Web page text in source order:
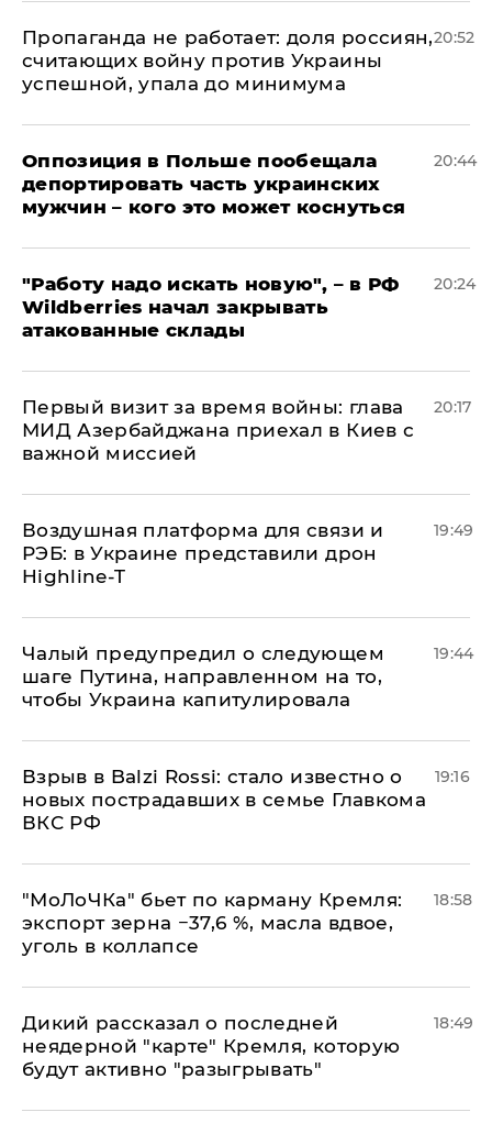
​Пропаганда не работает: доля россиян,
считающих войну против Украины
успешной, упала до минимума
20:52
Оппозиция в Польше пообещала
депортировать часть украинских
мужчин – кого это может коснуться
20:44
"Работу надо искать новую", – в РФ
Wildberries начал закрывать
атакованные склады
20:24
Первый визит за время войны: глава
МИД Азербайджана приехал в Киев с
важной миссией
20:17
Воздушная платформа для связи и
РЭБ: в Украине представили дрон
Highline-T
19:49
Чалый предупредил о следующем
шаге Путина, направленном на то,
чтобы Украина капитулировала
19:44
Взрыв в Balzi Rossi: стало известно о
новых пострадавших в семье Главкома
ВКС РФ
19:16
​"МоЛоЧКа" бьет по карману Кремля:
экспорт зерна −37,6 %, масла вдвое,
уголь в коллапсе
18:58
Дикий рассказал о последней
неядерной "карте" Кремля, которую
будут активно "разыгрывать"
18:49